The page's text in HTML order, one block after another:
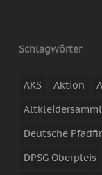
Schlagwörter
AKS Aktion
Deutsche
DPSG Oberpleis